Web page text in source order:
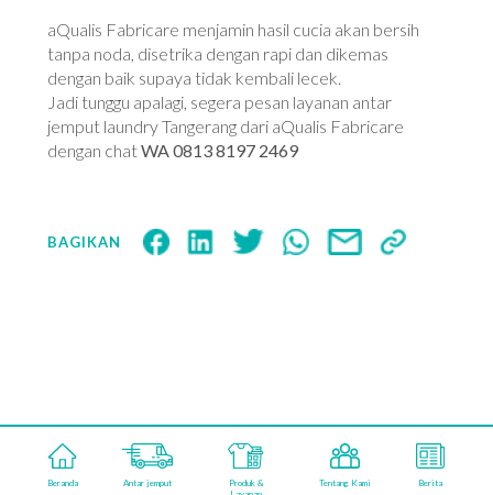
aQualis Fabricare menjamin hasil cucia akan bersih
tanpa noda, disetrika dengan rapi dan dikemas
dengan baik supaya tidak kembali lecek.
Jadi tunggu apalagi, segera pesan layanan antar
jemput laundry Tangerang dari aQualis Fabricare
dengan chatWA 0813 8197 2469
BAGIKAN
aqualisfabricareindonesia
Beranda Antar jemput
Produk &
Tentang Kami Berita